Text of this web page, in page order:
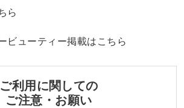
ご利用に関しての
ご注意・お願い